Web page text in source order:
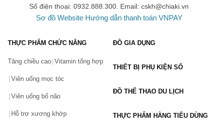
Số điện thoại: 0932.888.300. Email: cskh@chiaki.vn
Sơ đồ Website Hướng dẫn thanh toán VNPAY
THỰC PHẨM CHỨC NĂNG
Tăng chiều cao Vitamin tổng hợp
Viên uống mọc tóc
Viên uống bổ não
Hỗ trợ xương khớp
ĐỒ GIA DỤNG
THIẾT BỊ PHỤ KIỆN SỐ
ĐỒ THỂ THAO DU LỊCH
THỰC PHẨM HÀNG TIÊU DÙNG
Chỉ áp dụng cho gian hàng:
Ngày hết hạn:
LẤY MÃ NGAY